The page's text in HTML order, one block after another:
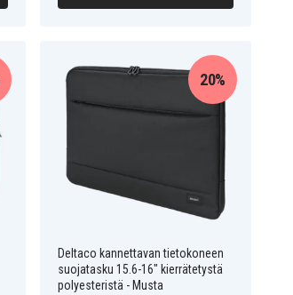
Deltaco kannettavan tietokoneen
suojatasku 15.6-16" kierrätetystä
polyesteristä - Musta
20%